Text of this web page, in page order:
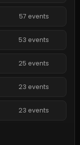
57 events
53 events
25 events
23 events
23 events